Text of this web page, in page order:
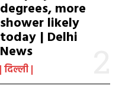
degrees, more
shower likely
today | Delhi
News
दिल्ली